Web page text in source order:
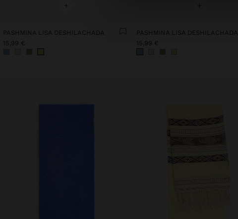
+
PASHMINA LISA DESHILACHADA
15,99 €
PASHMINA LISA DESHILACHADA
15,99 €